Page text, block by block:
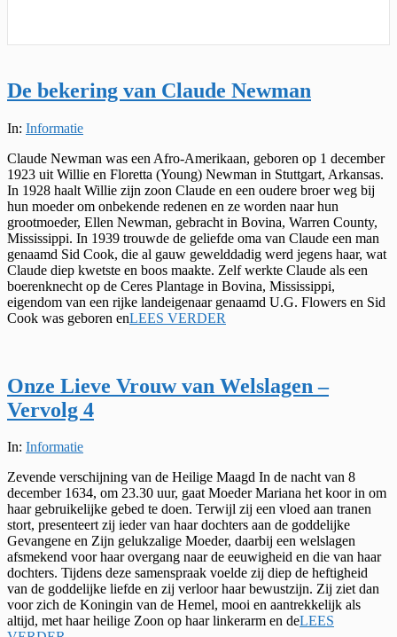
De bekering van Claude Newman
2026-
20
In: Informatie
Claude Newman was een Afro-Amerikaan, geboren op 1 december
1923 uit Willie en Floretta (Young) Newman in Stuttgart, Arkansas.
In 1928 haalt Willie zijn zoon Claude en een oudere broer weg bij
hun moeder om onbekende redenen en ze worden naar hun
grootmoeder, Ellen Newman, gebracht in Bovina, Warren County,
Mississippi. In 1939 trouwde de geliefde oma van Claude een man
genaamd Sid Cook, die al gauw gewelddadig werd jegens haar, wat
Claude diep kwetste en boos maakte. Zelf werkte Claude als een
boerenknecht op de Ceres Plantage in Bovina, Mississippi,
eigendom van een rijke landeigenaar genaamd U.G. Flowers en Sid
Cook was geboren enLEES VERDER
Onze Lieve Vrouw van Welslagen –
Vervolg 4
2025-
24
In: Informatie
Zevende verschijning van de Heilige Maagd In de nacht van 8
december 1634, om 23.30 uur, gaat Moeder Mariana het koor in om
haar gebruikelijke gebed te doen. Terwijl zij een vloed aan tranen
stort, presenteert zij ieder van haar dochters aan de goddelijke
Gevangene en Zijn gelukzalige Moeder, daarbij een welslagen
afsmekend voor haar overgang naar de eeuwigheid en die van haar
dochters. Tijdens deze samenspraak voelde zij diep de heftigheid
van de goddelijke liefde en zij verloor haar bewustzijn. Zij ziet dan
voor zich de Koningin van de Hemel, mooi en aantrekkelijk als
altijd, met haar heilige Zoon op haar linkerarm en deLEES